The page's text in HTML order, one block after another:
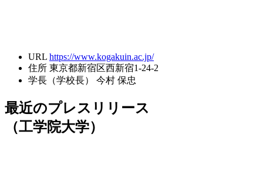
URL https://www.kogakuin.ac.jp/
住所 東京都新宿区西新宿1-24-2
学長（学校長）
今村 保忠
最近のプレスリリース
（工学院大学）